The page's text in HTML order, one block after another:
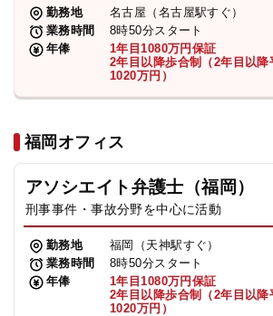
勤務地
名古屋（名古屋駅すぐ）
業務時間
8時50分スタート
年俸
1年目1080万円保証
2年目以降歩合制（2年目以
1020万円）
福岡オフィス
アソシエイト弁護士（福岡）
刑事事件・事故分野を中心に活動
勤務地
福岡（天神駅すぐ）
業務時間
8時50分スタート
年俸
1年目1080万円保証
2年目以降歩合制（2年目以
1020万円）